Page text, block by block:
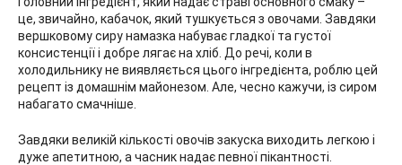
це, звичайно, кабачок, який тушкується з овочами. Завдяки
вершковому сиру намазка набуває гладкої та густої
консистенції і добре лягає на хліб. До речі, коли в
холодильнику не виявляється цього інгредієнта, роблю цей
рецепт із домашнім майонезом. Але, чесно кажучи, із сиром
набагато смачніше.
Завдяки великій кількості овочів закуска виходить легкою і
дуже апетитною, а часник надає певної пікантності.